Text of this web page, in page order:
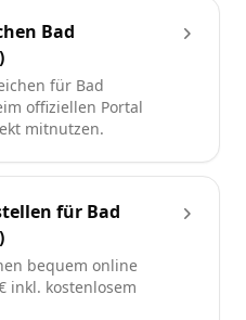
Bad
für Bad
offiziellen Portal
mitnutzen.
für Bad
bequem online
inkl. kostenlosem